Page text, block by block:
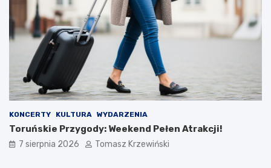
KONCERTY KULTURA WYDARZENIA
Toruńskie Przygody: Weekend Pełen Atrakcji!
7 sierpnia 2026 Tomasz Krzewiński